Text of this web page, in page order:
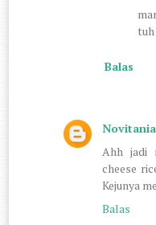
Balas
Novitania
Ahh jadi
cheese
Kejunya
Balas